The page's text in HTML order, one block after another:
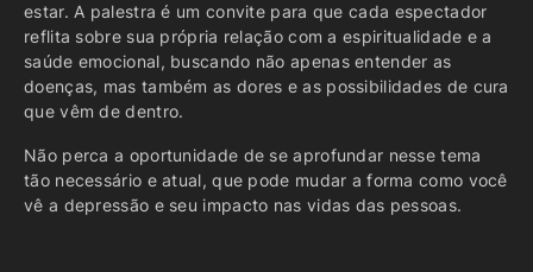
estar. A palestra é um convite para que cada espectador
reflita sobre sua própria relação com a espiritualidade e a
saúde emocional, buscando não apenas entender as
doenças, mas também as dores e as possibilidades de cura
que vêm de dentro.
Não perca a oportunidade de se aprofundar nesse tema
tão necessário e atual, que pode mudar a forma como você
vê a depressão e seu impacto nas vidas das pessoas.